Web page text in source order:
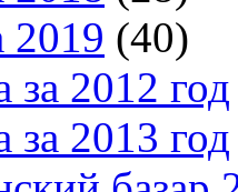
2019 (40)
за 2012 год
за 2013 год